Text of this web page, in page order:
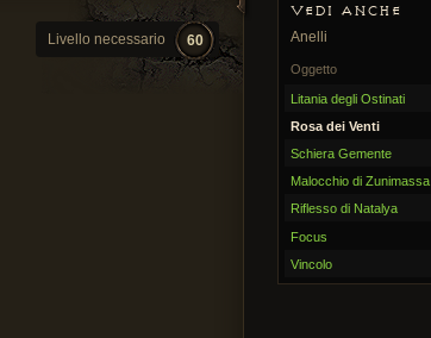
VEDI ANCHE
Anelli
Oggetto
Litania degli Ostinati
Rosa dei Venti
Schiera Gemente
Malocchio di Zunimassa
Riflesso di Natalya
Focus
Vincolo
Livello necessario 60